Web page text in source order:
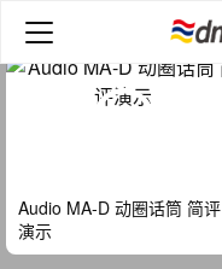
Audio MA-D 动圈话筒 简评
演示